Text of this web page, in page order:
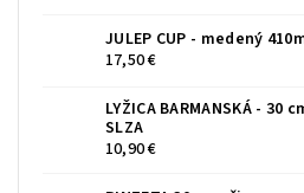
JULEP CUP - medený
17,50 €
LYŽICA BARMANSKÁ - 30
SLZA
10,90 €